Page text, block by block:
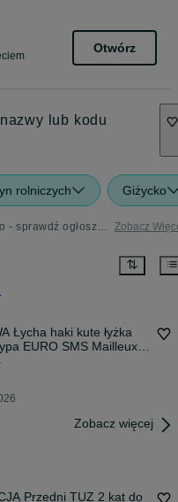
Otwórz
lub kodu
rolniczych Giżycko
Części do maszyn rolniczych - Giżycko - sprawdź ogłoszenia w kategorii Rolnictwo Zobacz
Łycha haki kute łyżka
EURO SMS Mailleux
Zobacz więcej
Przedni TUZ 2 kat do